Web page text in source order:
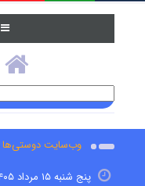
وب‌سایت دوستی‌ها
پنج شنبه ۱۵ مرداد ۱۴۰۵